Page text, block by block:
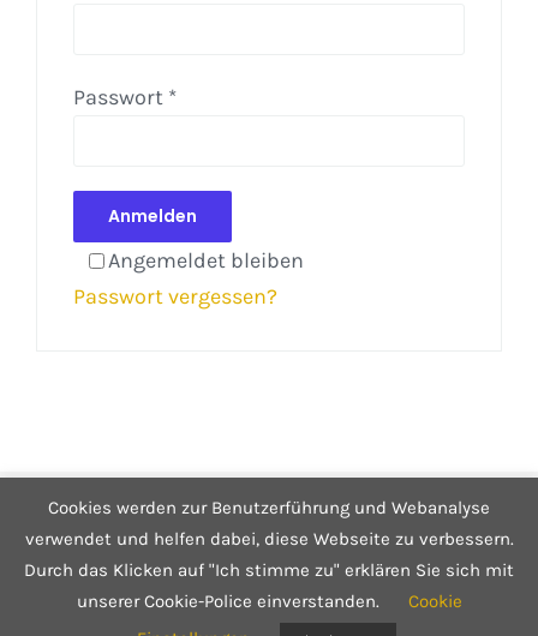
Passwort *
Angemeldet bleiben
Anmelden
Passwort vergessen?
© Copyright 2025 Café Hüftgold - Genuss ohne Reue
Kontakt| Impressum| Datenschutzerklärung|Infos zum Shop
FacebookInstagram
E-
Mail
Cookies werden zur Benutzerführung und Webanalyse
verwendet und helfen dabei, diese Webseite zu verbessern.
Durch das Klicken auf "Ich stimme zu" erklären Sie sich mit
unserer Cookie-Police einverstanden.
Cookie